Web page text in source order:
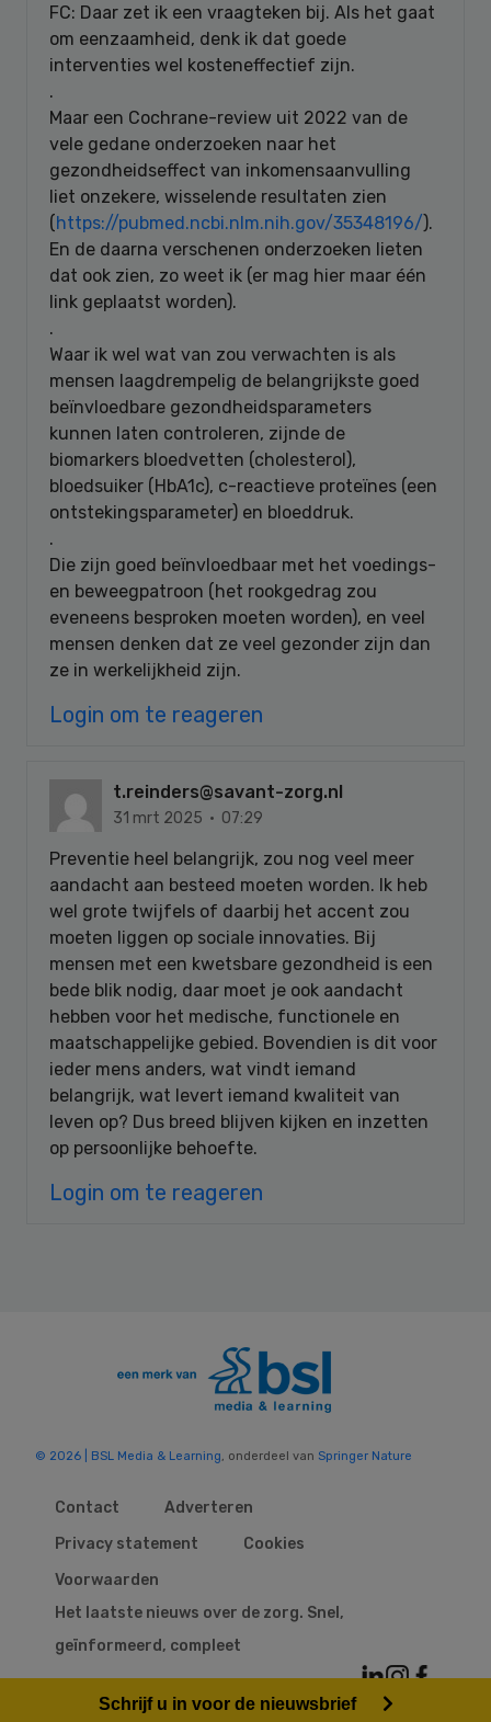
FC: Daar zet ik een vraagteken bij. Als het gaat
om eenzaamheid, denk ik dat goede
interventies wel kosteneffectief zijn.
.
Maar een Cochrane-review uit 2022 van de
vele gedane onderzoeken naar het
gezondheidseffect van inkomensaanvulling
liet onzekere, wisselende resultaten zien
(https://pubmed.ncbi.nlm.nih.gov/35348196/).
En de daarna verschenen onderzoeken lieten
dat ook zien, zo weet ik (er mag hier maar één
link geplaatst worden).
.
Waar ik wel wat van zou verwachten is als
mensen laagdrempelig de belangrijkste goed
beïnvloedbare gezondheidsparameters
kunnen laten controleren, zijnde de
biomarkers bloedvetten (cholesterol),
bloedsuiker (HbA1c), c-reactieve proteïnes (een
ontstekingsparameter) en bloeddruk.
.
Die zijn goed beïnvloedbaar met het voedings-
en beweegpatroon (het rookgedrag zou
eveneens besproken moeten worden), en veel
mensen denken dat ze veel gezonder zijn dan
ze in werkelijkheid zijn.
Login om te reageren
t.reinders@savant-zorg.nl
31 mrt 2025 · 07:29
Preventie heel belangrijk, zou nog veel meer
aandacht aan besteed moeten worden. Ik heb
wel grote twijfels of daarbij het accent zou
moeten liggen op sociale innovaties. Bij
mensen met een kwetsbare gezondheid is een
bede blik nodig, daar moet je ook aandacht
hebben voor het medische, functionele en
maatschappelijke gebied. Bovendien is dit voor
ieder mens anders, wat vindt iemand
belangrijk, wat levert iemand kwaliteit van
leven op? Dus breed blijven kijken en inzetten
op persoonlijke behoefte.
Login om te reageren
© 2026 | BSL Media & Learning, onderdeel van Springer Nature
Contact
Adverteren
Privacy statement
Cookies
Voorwaarden
Het laatste nieuws over de zorg. Snel,
geïnformeerd, compleet
Schrijf u in voor de nieuwsbrief